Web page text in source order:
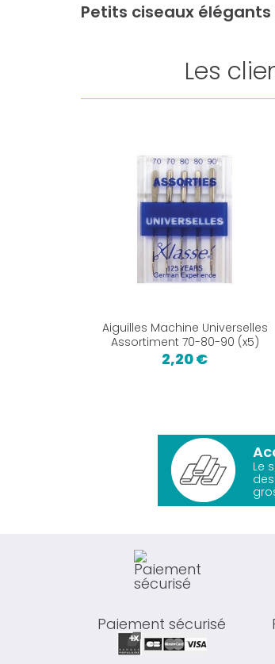
Petits ciseaux
Les
Aiguilles Machine Universelles
Assortiment 70-80-90 (x5)
2,20 €
Le
Paiement sécurisé